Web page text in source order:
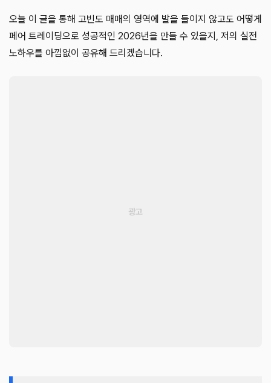
오늘 이 글을 통해 고빈도 매매의 영역에 발을 들이지 않고도 어떻게
페어 트레이딩으로 성공적인 2026년을 만들 수 있을지, 저의 실전
노하우를 아낌없이 공유해 드리겠습니다.